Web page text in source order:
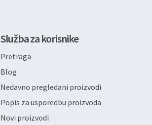
Služba za korisnike
Pretraga
Blog
Nedavno pregledani proizvodi
Popis za usporedbu proizvoda
Novi proizvodi